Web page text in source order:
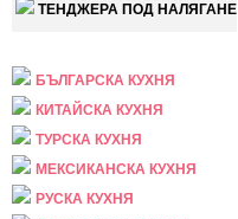
ТЕНДЖЕРА ПОД НАЛЯГАНЕ
БЪЛГАРСКА КУХНЯ
КИТАЙСКА КУХНЯ
ТУРСКА КУХНЯ
МЕКСИКАНСКА КУХНЯ
РУСКА КУХНЯ